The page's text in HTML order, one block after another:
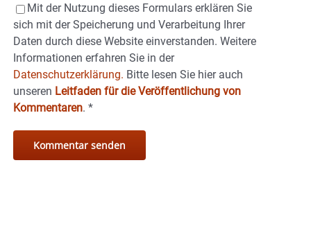
Mit der Nutzung dieses Formulars erklären Sie
sich mit der Speicherung und Verarbeitung Ihrer
Daten durch diese Website einverstanden. Weitere
Informationen erfahren Sie in der
Datenschutzerklärung. Bitte lesen Sie hier auch
unseren Leitfaden für die Veröffentlichung von
Kommentaren. *